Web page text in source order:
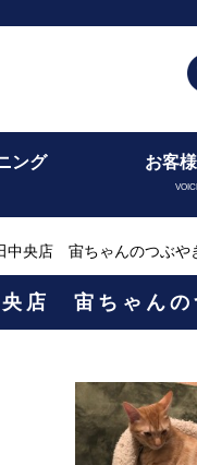
ング お客
中央店 宙ちゃんのつぶや
央店 宙ちゃんの